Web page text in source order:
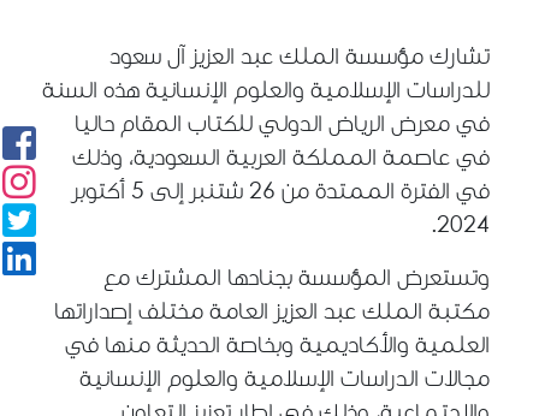
تشارك مؤسسة الملك عبد العزيز آل سعود
للدراسات الإسلامية والعلوم الإنسانية هذه السنة
في معرض الرياض الدولي للكتاب المقام حاليا
في عاصمة المملكة العربية السعودية، وذلك
في الفترة الممتدة من 26 شتنبر إلى 5 أكتوبر
2024
.
وتستعرض المؤسسة بجناحها المشترك مع
مكتبة الملك عبد العزيز العامة مختلف إصداراتها
العلمية والأكاديمية وبخاصة الحديثة منها في
مجالات الدراسات الإسلامية والعلوم الإنسانية